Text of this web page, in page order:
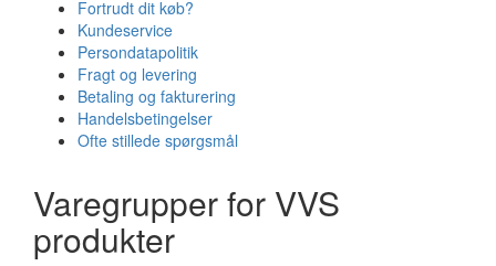
Fortrudt dit køb?
Kundeservice
Persondatapolitik
Fragt og levering
Betaling og fakturering
Handelsbetingelser
Ofte stillede spørgsmål
Varegrupper for VVS
produkter